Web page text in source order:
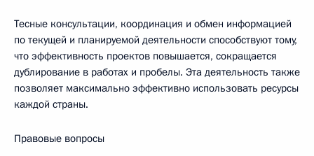
Тесные консультации, координация и обмен информацией
по текущей и планируемой деятельности способствуют тому,
что эффективность проектов повышается, сокращается
дублирование в работах и пробелы. Эта деятельность также
позволяет максимально эффективно использовать ресурсы
каждой страны.
Правовые вопросы